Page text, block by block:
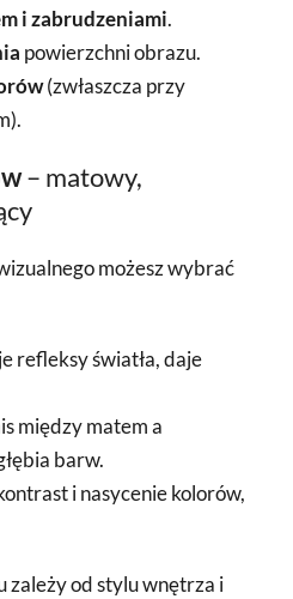
i zabrudzeniami.
powierzchni obrazu.
(zwłaszcza przy
– matowy,
możesz wybrać
refleksy światła, daje
między matem a
barw.
i nasycenie kolorów,
od stylu wnętrza i